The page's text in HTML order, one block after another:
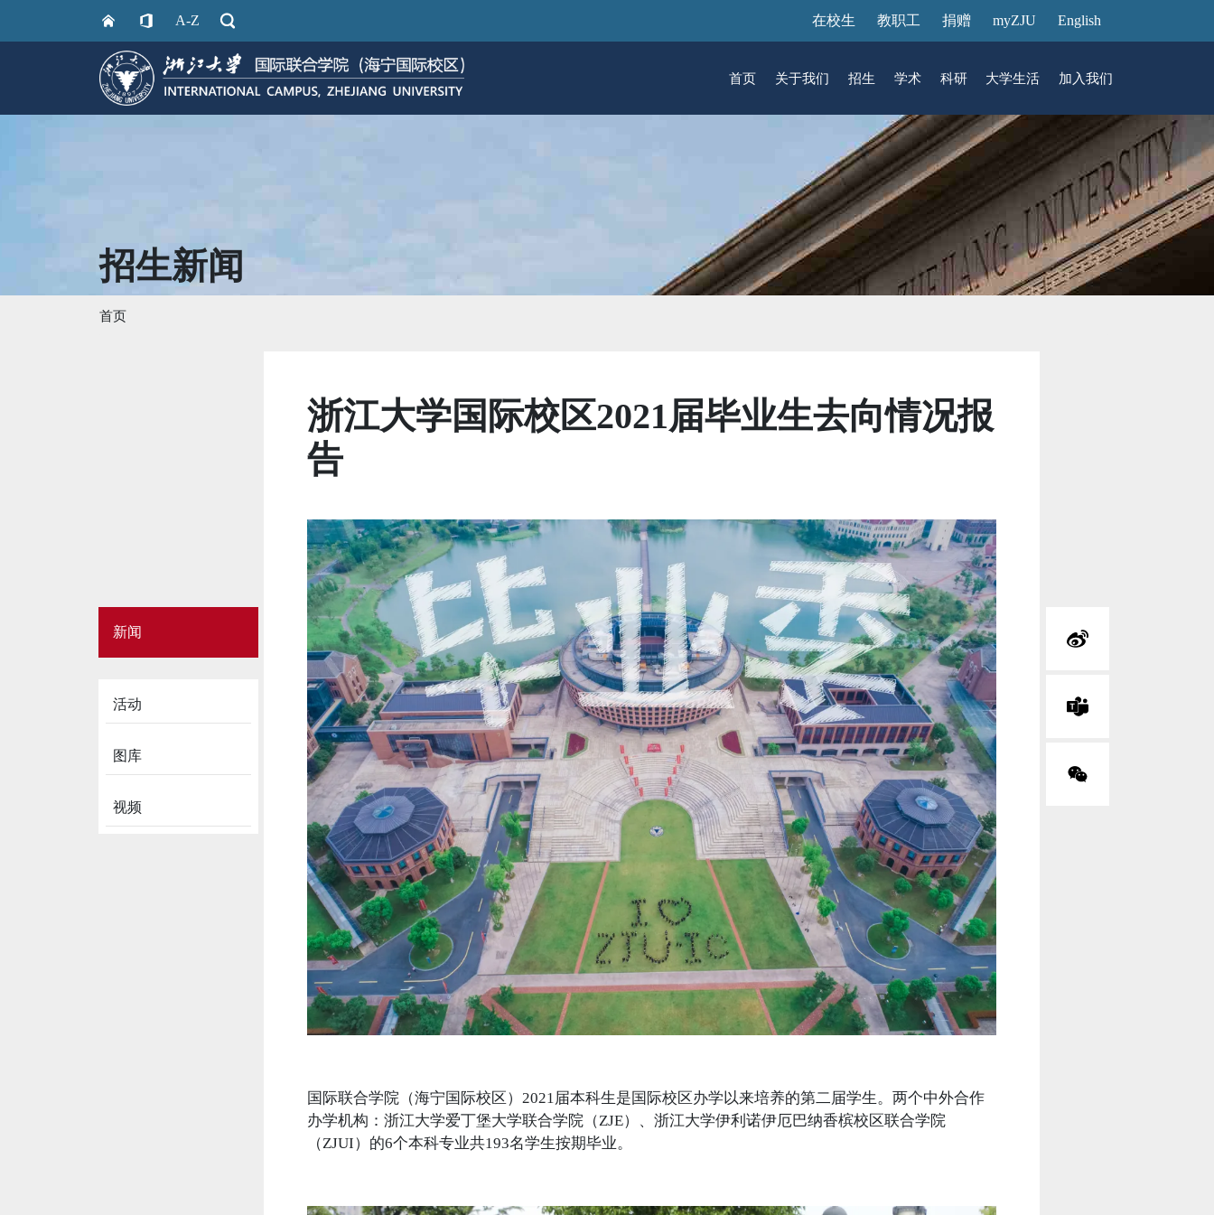
A-Z 在校生 教职工 捐赠 myZJU English
首页 关于我们
联系我们
组织机构
校园地图
发展历程
访客预约
展厅预约
招生
通知动态
国际生招生
学术
学术日历
机构&活动
语言中心
图书馆
书院
科研
仪器共享平台
科研动态
技术转化
大学生活
活力在国际校区
加入我们
人物故事
招生新闻
首页
浙江大学国际校区2021届毕业生去向情况报
告
国际联合学院（海宁国际校区）2021届本科生是国际校区办学以来培养的第二届学生。两个中外合作
办学机构：浙江大学爱丁堡大学联合学院（ZJE）、浙江大学伊利诺伊厄巴纳香槟校区联合学院
（ZJUI）的6个本科专业共193名学生按期毕业。
Menu
新闻
活动
图库
视频